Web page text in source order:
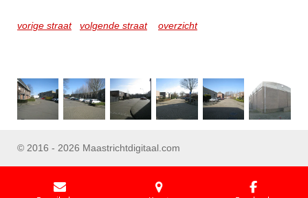
vorige straat volgende straat overzicht
© 2016 - 2026 Maastrichtdigitaal.com